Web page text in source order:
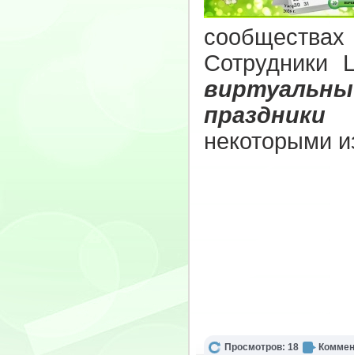
Сотрудники
праздники
некоторыми
Просмотров: 18